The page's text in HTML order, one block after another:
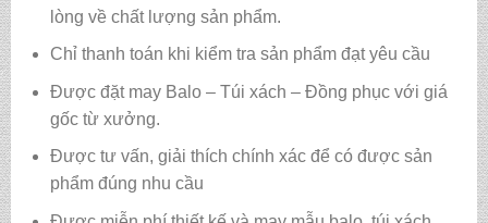
lòng về chất lượng sản phẩm.
Chỉ thanh toán khi kiểm tra sản phẩm đạt yêu cầu
Được đặt may Balo – Túi xách – Đồng phục với giá
gốc từ xưởng.
Được tư vấn, giải thích chính xác để có được sản
phẩm đúng nhu cầu